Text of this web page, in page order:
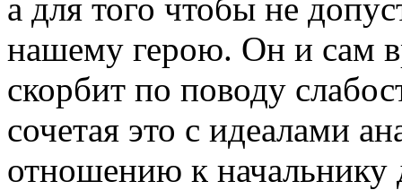
а для того чтобы не
нашему герою. Он и сам
скорбит по поводу
сочетая это с идеалами
отношению к